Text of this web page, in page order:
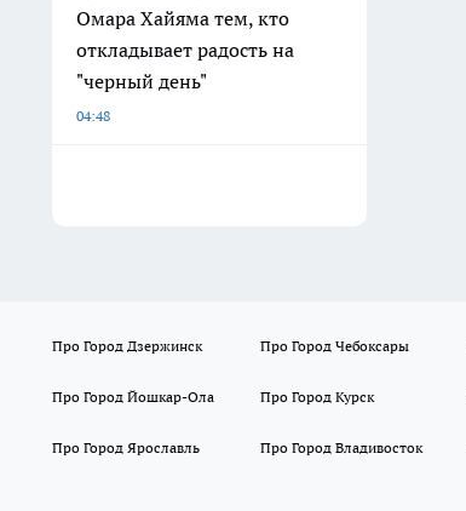
Омара Хайяма тем, кто
откладывает радость на
"черный день"
04:48
Про Город Дзержинск Про Город Чебоксары
Про Город Йошкар-Ола Про Город Курск
Про Город Ярославль Про Город Владивосток